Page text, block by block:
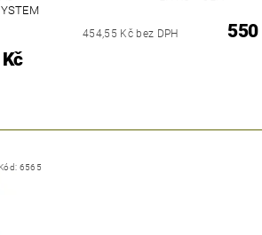
454,55 Kč bez DPH 550
Kód: 6565